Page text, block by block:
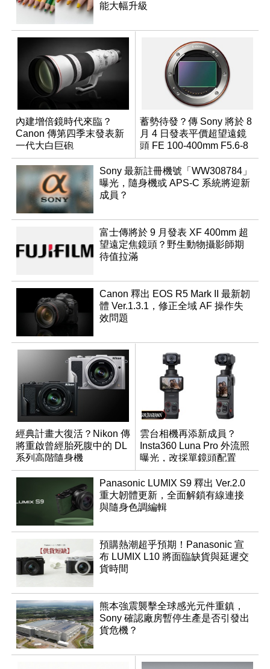
能大幅升級
內建增倍鏡時代來臨？
Canon 傳第四季末發表新
一代大白巨砲
蓄勢待發？傳 Sony 將於 8
月 4 日發表平價超望遠鏡
頭 FE 100-400mm F5.6-8
Sony 最新註冊機號「WW308784」
曝光，隨身機或 APS-C 系統將迎新
成員？
富士傳將於 9 月發表 XF 400mm 超
望遠定焦鏡頭？野生動物攝影師期
待值拉滿
Canon 釋出 EOS R5 Mark II 最新韌
體 Ver.1.3.1，修正全域 AF 操作失
效問題
經典計畫大復活？Nikon 傳
將重啟曾經胎死腹中的 DL
系列高階隨身機
雲台相機再添新成員？
Insta360 Luna Pro 外流照
曝光，改採單鏡頭配置
Panasonic LUMIX S9 釋出 Ver.2.0
重大韌體更新，全面解鎖有線連接
與隨身色調編輯
預購熱潮超乎預期！Panasonic 宣
布 LUMIX L10 將面臨缺貨與延遲交
貨時間
熊本強震襲擊全球感光元件重鎮，
Sony 確認廠房暫停生產是否引發出
貨危機？